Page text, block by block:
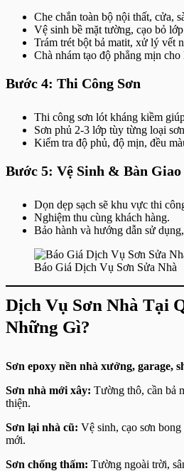
Che chắn toàn bộ nội thất, cửa,
Vệ sinh bề mặt tường, cạo bỏ
Trám trét bột bả matit, xử lý vết
Chà nhám tạo độ phẳng mịn cho
Bước 4: Thi Công Sơn
Thi công sơn lót kháng kiềm
Sơn phủ 2-3 lớp tùy từng loại
Kiểm tra độ phủ, độ mịn, đều
Bước 5: Vệ Sinh & Bàn Giao
Dọn dẹp sạch sẽ khu vực thi
Nghiệm thu cùng khách hàng.
Bảo hành và hướng dẫn sử
Báo Giá Dịch Vụ Sơn Sửa Nhà
Dịch Vụ Sơn Nhà Tại
Những Gì?
Sơn epoxy nền nhà xưởng, garage,
Sơn nhà mới xây: Tường thô, cần bả
thiện.
Sơn lại nhà cũ: Vệ sinh, cạo sơn
mới.
Sơn chống thấm: Tường ngoài trời,